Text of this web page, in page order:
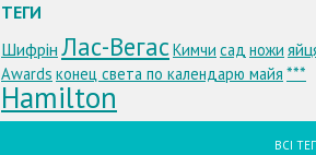
ТЕГИ
Шифрін Лас-ВегасКимчи сад ножи
Awards конец света по календарю майя ***
Hamilton
ВСІ